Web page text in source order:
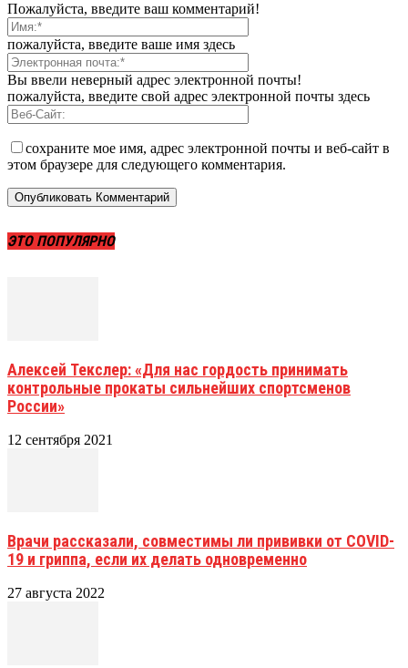
Пожалуйста, введите ваш комментарий!
пожалуйста, введите ваше имя здесь
Вы ввели неверный адрес электронной почты!
пожалуйста, введите свой адрес электронной почты здесь
сохраните мое имя, адрес электронной почты и веб-сайт в
этом браузере для следующего комментария.
ЭТО ПОПУЛЯРНО
Алексей Текслер: «Для нас гордость принимать
контрольные прокаты сильнейших спортсменов
России»
12 сентября 2021
Врачи рассказали, совместимы ли прививки от COVID-
19 и гриппа, если их делать одновременно
27 августа 2022